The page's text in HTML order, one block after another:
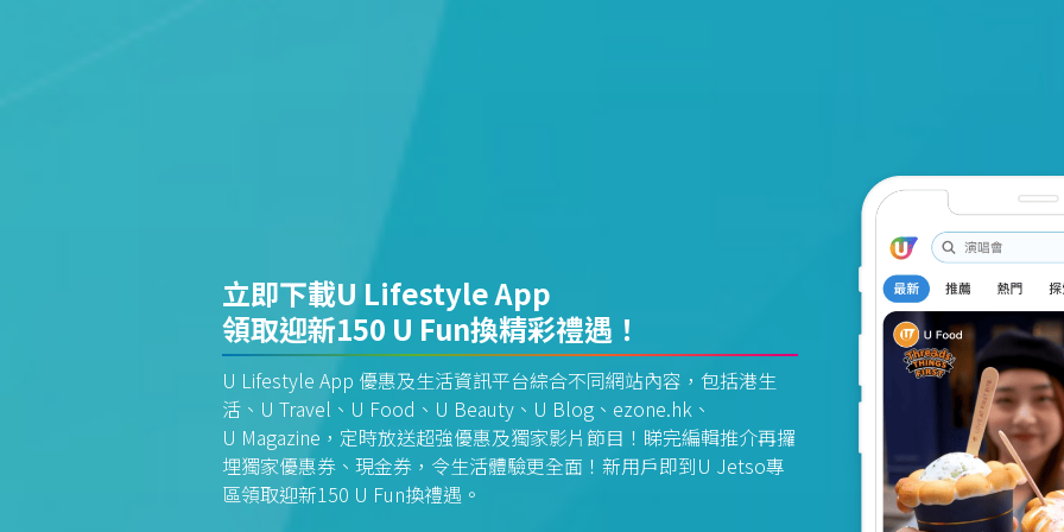
立即下載U Lifestyle App
領取迎新150 U Fun換精彩禮遇！
U Lifestyle App 優惠及生活資訊平台綜合不同網站內容，包括港生
活、U Travel、U Food、U Beauty、U Blog、ezone.hk、
U Magazine，定時放送超強優惠及獨家影片節目！睇完編輯推介再攞
埋獨家優惠券、現金券，令生活體驗更全面！新用戶即到U Jetso專
區領取迎新150 U Fun換禮遇。